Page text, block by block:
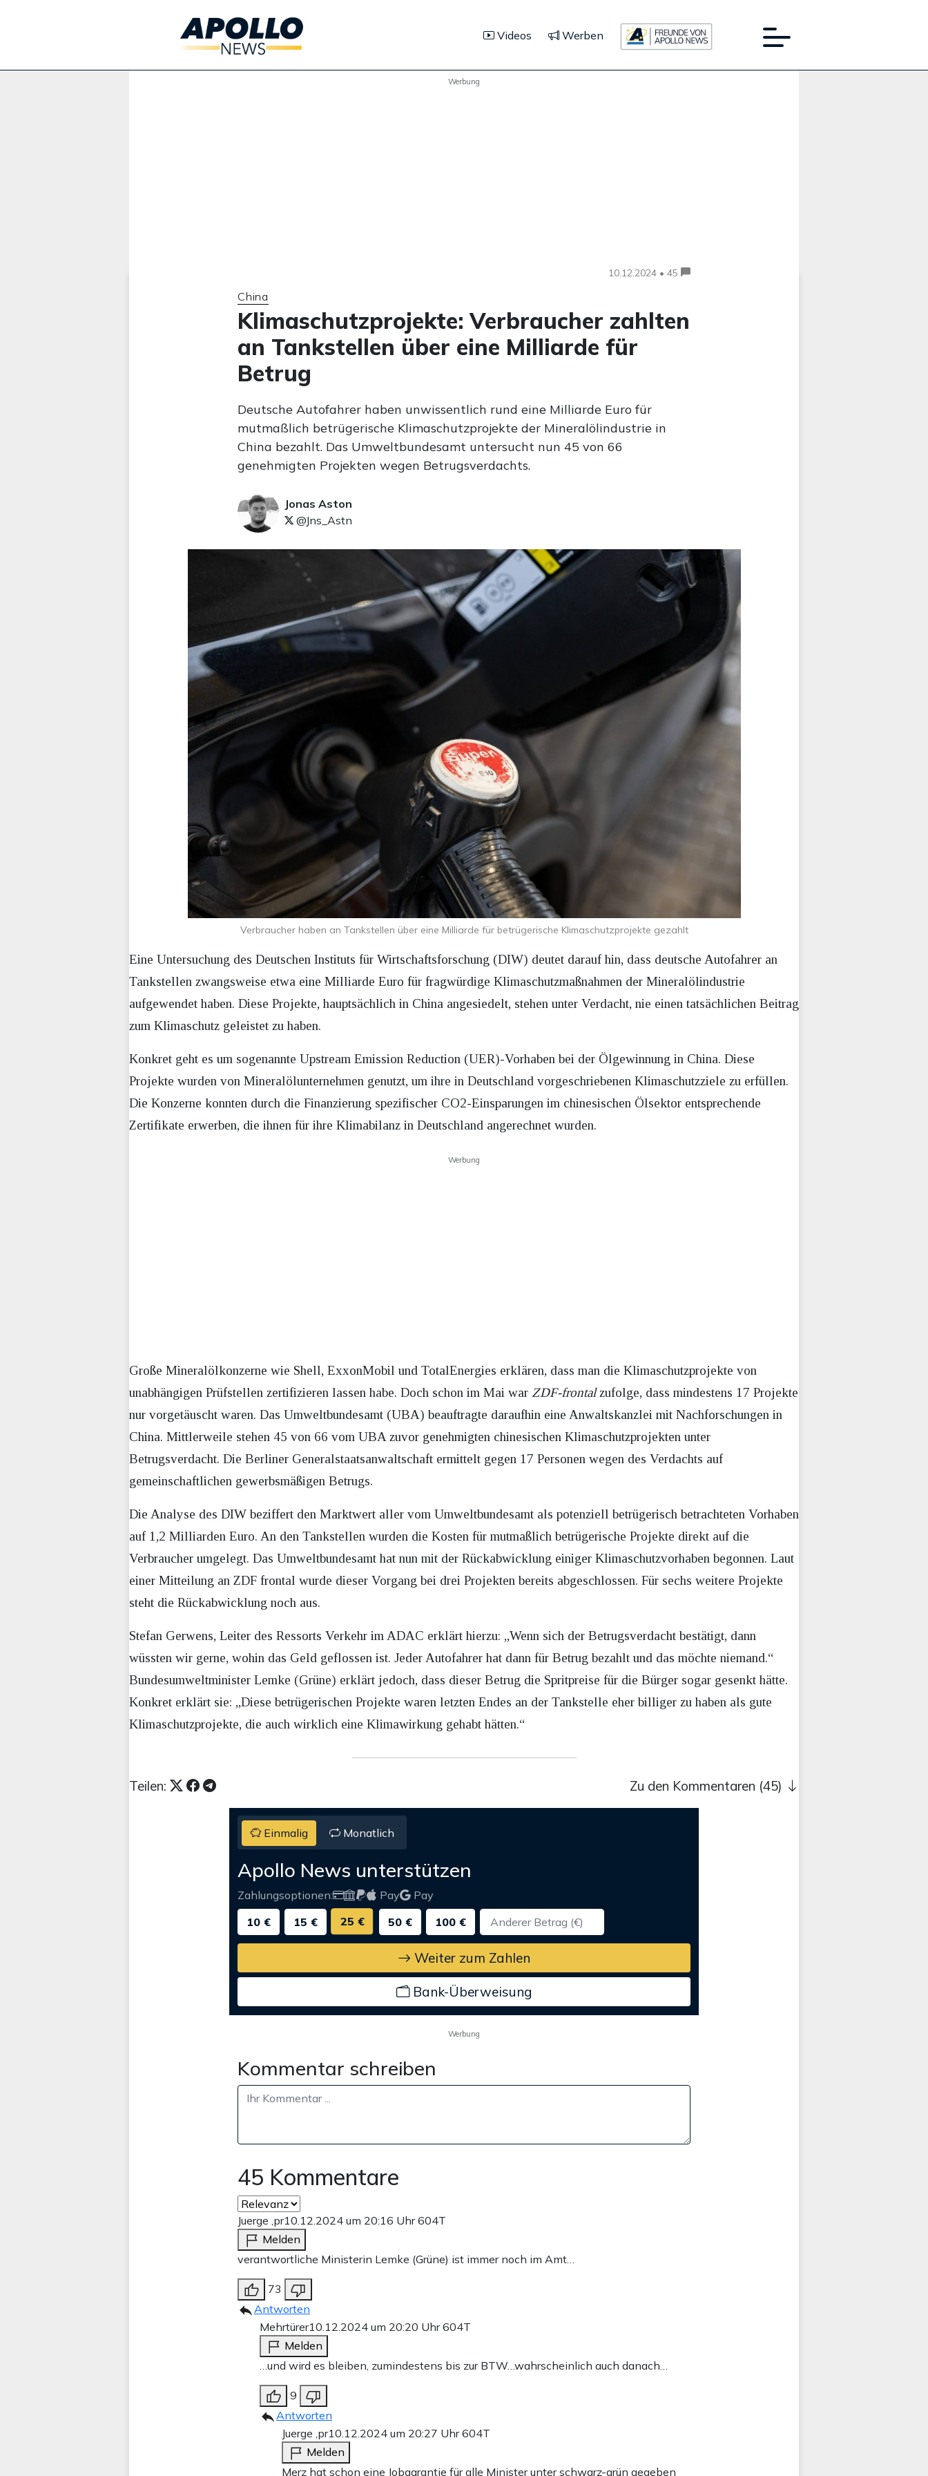
Videos Werben
Werbung
10.12.2024 • 45
China
Klimaschutzprojekte: Verbraucher zahlten
an Tankstellen über eine Milliarde für
Betrug
Deutsche Autofahrer haben unwissentlich rund eine Milliarde Euro für
mutmaßlich betrügerische Klimaschutzprojekte der Mineralölindustrie in
China bezahlt. Das Umweltbundesamt untersucht nun 45 von 66
genehmigten Projekten wegen Betrugsverdachts.
Jonas Aston
@Jns_Astn
Verbraucher haben an Tankstellen über eine Milliarde für betrügerische Klimaschutzprojekte gezahlt
Eine Untersuchung des Deutschen Instituts für Wirtschaftsforschung (DIW) deutet darauf hin, dass deutsche Autofahrer an
Tankstellen zwangsweise etwa eine Milliarde Euro für fragwürdige Klimaschutzmaßnahmen der Mineralölindustrie
aufgewendet haben. Diese Projekte, hauptsächlich in China angesiedelt, stehen unter Verdacht, nie einen tatsächlichen Beitrag
zum Klimaschutz geleistet zu haben.
Konkret geht es um sogenannte Upstream Emission Reduction (UER)-Vorhaben bei der Ölgewinnung in China. Diese
Projekte wurden von Mineralölunternehmen genutzt, um ihre in Deutschland vorgeschriebenen Klimaschutzziele zu erfüllen.
Die Konzerne konnten durch die Finanzierung spezifischer CO2-Einsparungen im chinesischen Ölsektor entsprechende
Zertifikate erwerben, die ihnen für ihre Klimabilanz in Deutschland angerechnet wurden.
Werbung
Große Mineralölkonzerne wie Shell, ExxonMobil und TotalEnergies erklären, dass man die Klimaschutzprojekte von
unabhängigen Prüfstellen zertifizieren lassen habe. Doch schon im Mai war ZDF-frontalzufolge, dass mindestens 17 Projekte
nur vorgetäuscht waren. Das Umweltbundesamt (UBA) beauftragte daraufhin eine Anwaltskanzlei mit Nachforschungen in
China. Mittlerweile stehen 45 von 66 vom UBA zuvor genehmigten chinesischen Klimaschutzprojekten unter
Betrugsverdacht. Die Berliner Generalstaatsanwaltschaft ermittelt gegen 17 Personen wegen des Verdachts auf
gemeinschaftlichen gewerbsmäßigen Betrugs.
Die Analyse des DIW beziffert den Marktwert aller vom Umweltbundesamt als potenziell betrügerisch betrachteten Vorhaben
auf 1,2 Milliarden Euro. An den Tankstellen wurden die Kosten für mutmaßlich betrügerische Projekte direkt auf die
Verbraucher umgelegt. Das Umweltbundesamt hat nun mit der Rückabwicklung einiger Klimaschutzvorhaben begonnen. Laut
einer Mitteilung an ZDF frontal wurde dieser Vorgang bei drei Projekten bereits abgeschlossen. Für sechs weitere Projekte
steht die Rückabwicklung noch aus.
Stefan Gerwens, Leiter des Ressorts Verkehr im ADAC erklärt hierzu: „Wenn sich der Betrugsverdacht bestätigt, dann
wüssten wir gerne, wohin das Geld geflossen ist. Jeder Autofahrer hat dann für Betrug bezahlt und das möchte niemand.“
Bundesumweltminister Lemke (Grüne) erklärt jedoch, dass dieser Betrug die Spritpreise für die Bürger sogar gesenkt hätte.
Konkret erklärt sie: „Diese betrügerischen Projekte waren letzten Endes an der Tankstelle eher billiger zu haben als gute
Klimaschutzprojekte, die auch wirklich eine Klimawirkung gehabt hätten.“
Teilen: Zu den Kommentaren (45)
Einmalig Monatlich
Apollo News unterstützen
Zahlungsoptionen: Pay
Pay
10 €
15 € 25 € 50 € 100 €
Weiter zum Zahlen
Bank-Überweisung
Werbung
Kommentar schreiben
45 Kommentare
Juerge ,pr10.12.2024 um 20:16 Uhr604T
Melden
verantwortliche Ministerin Lemke (Grüne) ist immer noch im Amt…
73
Antworten
Mehrtürer10.12.2024 um 20:20 Uhr604T
Melden
…und wird es bleiben, zumindestens bis zur BTW…wahrscheinlich auch danach…
9
Antworten
Juerge ,pr10.12.2024 um 20:27 Uhr604T
Melden
Merz hat schon eine Jobgarantie für alle Minister unter schwarz-grün gegeben